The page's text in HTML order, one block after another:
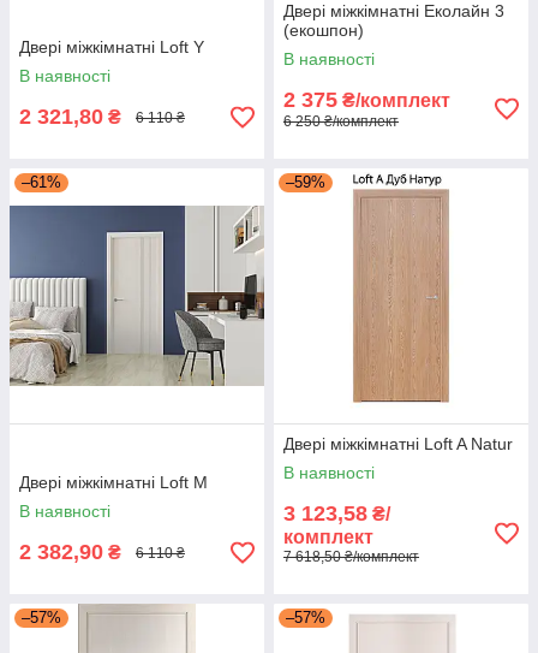
Двері міжкімнатні Loft Y
В наявності
2 321,80 ₴ 6 110 ₴
Двері міжкімнатні Еколайн 3
(екошпон)
В наявності
2 375 ₴/комплект
6 250 ₴/комплект
–61%
Двері міжкімнатні Loft М
В наявності
2 382,90 ₴ 6 110 ₴
–59%
Двері міжкімнатні Loft A Natur
В наявності
3 123,58 ₴/
комплект
7 618,50 ₴/комплект
–57% –57%